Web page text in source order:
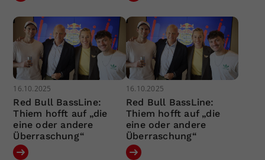
16.10.2025
Red Bull BassLine:
Thiem hofft auf „die
eine oder andere
Überraschung“
16.10.2025
Red Bull BassLine:
Thiem hofft auf „die
eine oder andere
Überraschung“